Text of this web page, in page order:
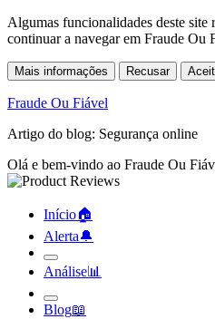
Algumas funcionalidades deste site
continuar a navegar em Fraude Ou
Mais informações Recusar
Fraude Ou Fiável
Artigo do blog: Segurança online
Olá e bem-vindo ao Fraude Ou
Início🏠︎
Alerta🔔︎
Análise📊︎
Blog📖︎